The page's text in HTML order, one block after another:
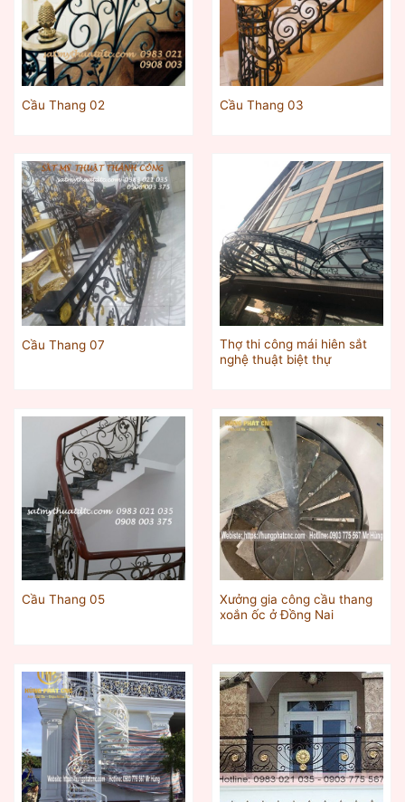
Cầu Thang 02 Cầu Thang 03
Cầu Thang 07
Thợ thi công mái hiên sắt
nghệ thuật biệt thự
Cầu Thang 05
Xưởng gia công cầu thang
xoắn ốc ở Đồng Nai